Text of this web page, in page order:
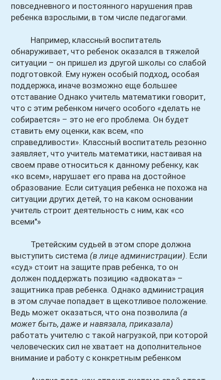
повседневного и постоянного нарушения прав
ребенка взрослыми, в том числе педагогами.
Например, классный воспитатель
обнаруживает, что ребенок оказался в тяжелой
ситуации – он пришел из другой школы со слабой
подготовкой. Ему нужен особый подход, особая
поддержка, иначе возможно еще большее
отставание Однако учитель математики говорит,
что с этим ребенком ничего особого «делать не
собирается» – это не его проблема. Он будет
ставить ему оценки, как всем, «по
справедливости». Классный воспитатель резонно
заявляет, что учитель математики, настаивая на
своем праве относиться к данному ребенку, как
«ко всем», нарушает его права на достойное
образование. Если ситуация ребенка не похожа на
ситуации других детей, то на каком основании
учитель строит деятельность с ним, как «со
всеми''»
Третейским судьей в этом споре должна
выступить система (в лице администрации). Если
«суд» стоит на защите прав ребенка, то он
должен поддержать позицию «адвоката» –
защитника прав ребенка. Однако администрация
в этом случае попадает в щекотливое положение.
Ведь может оказаться, что она позволила (а
может быть, даже и навязала, приказала)
работать учителю с такой нагрузкой, при которой
человеческих сил не хватает на дополнительное
внимание и работу с конкретным ребенком